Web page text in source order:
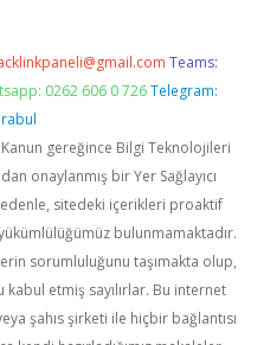
Teams:
0262 606 0 726 Telegram:
Kanun gereğince Bilgi Teknolojileri
onaylanmış bir Yer Sağlayıcı
sitedeki içerikleri proaktif
bulunmamaktadır.
sorumluluğunu taşımakta olup,
etmiş sayılırlar. Bu internet
şahıs şirketi ile hiçbir bağlantısı